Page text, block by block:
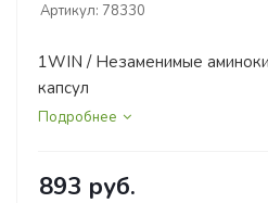
Артикул: 78330
1WIN / Незаменимые
капсул
Подробнее
893 руб.